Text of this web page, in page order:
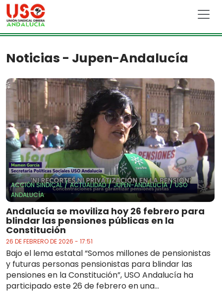
Skip to main content
Noticias - Jupen-Andalucía
ACCIÓN SINDICAL/ACTUALIDAD/JUPEN-ANDALUCÍA/USO
ANDALUCÍA
Andalucía se moviliza hoy 26 febrero para
blindar las pensiones públicas en la
Constitución
26 DE FEBRERO DE 2026 - 17:51
Bajo el lema estatal “Somos millones de pensionistas
y futuras personas pensionistas para blindar las
pensiones en la Constitución”, USO Andalucía ha
participado este 26 de febrero en una...